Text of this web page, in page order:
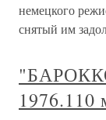
немецкого
снятый им
1976.110